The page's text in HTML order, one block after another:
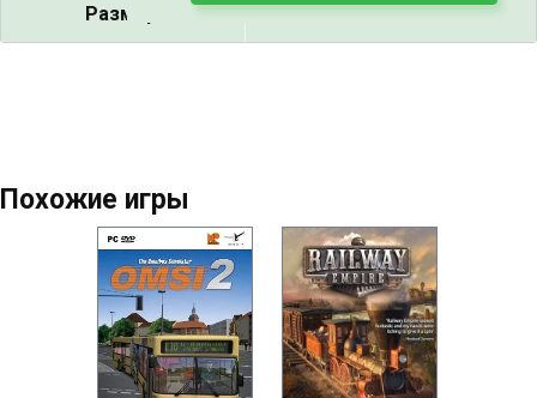
Размер: 1.08 ГБ
Похожие игры